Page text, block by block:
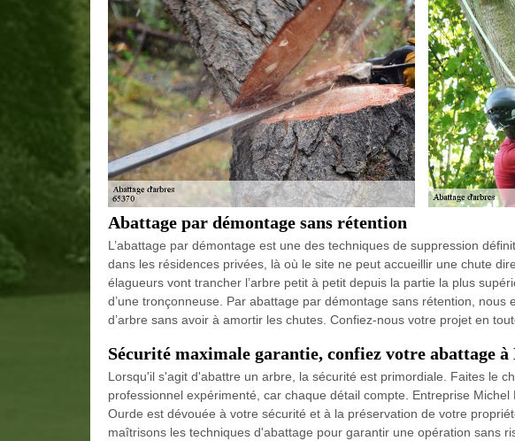
Abattage par démontage sans rétention
L’abattage par démontage est une des techniques de suppression
dans les résidences privées, là où le site ne peut accueillir une chute
élagueurs vont trancher l’arbre petit à petit depuis la partie la plus
d’une tronçonneuse. Par abattage par démontage sans rétention, nous
d’arbre sans avoir à amortir les chutes. Confiez-nous votre projet en
Sécurité maximale garantie, confiez votre abattage
Lorsqu'il s'agit d'abattre un arbre, la sécurité est primordiale. Faites le
professionnel expérimenté, car chaque détail compte. Entreprise
Ourde est dévouée à votre sécurité et à la préservation de votre
maîtrisons les techniques d'abattage pour garantir une opération sans